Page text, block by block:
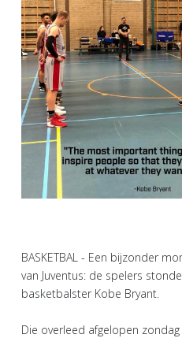
BASKETBAL - Een bijzonder
van Juventus: de spelers
basketbalster Kobe Bryant.
Die overleed afgelopen